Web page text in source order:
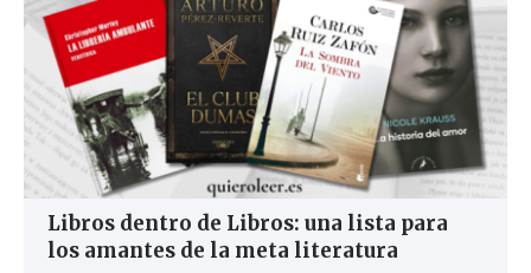
Libros dentro de Libros: una lista para
los amantes de la meta literatura